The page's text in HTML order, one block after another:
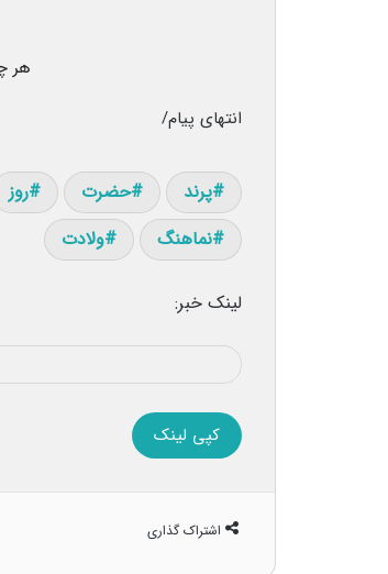
انتهای پیام/
پرند حضرت روز
نماهنگ
ولادت
لینک خبر:
کپی لینک
اشتراک گذاری